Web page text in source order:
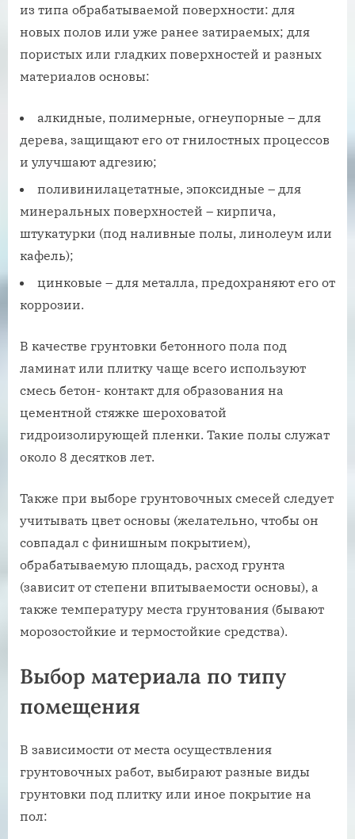
из типа обрабатываемой поверхности: для
новых полов или уже ранее затираемых; для
пористых или гладких поверхностей и разных
материалов основы:
алкидные, полимерные, огнеупорные – для
дерева, защищают его от гнилостных процессов
и улучшают адгезию;
поливинилацетатные, эпоксидные – для
минеральных поверхностей – кирпича,
штукатурки (под наливные полы, линолеум или
кафель);
цинковые – для металла, предохраняют его от
коррозии.
В качестве грунтовки бетонного пола под
ламинат или плитку чаще всего используют
смесь бетон- контакт для образования на
цементной стяжке шероховатой
гидроизолирующей пленки. Такие полы служат
около 8 десятков лет.
Также при выборе грунтовочных смесей следует
учитывать цвет основы (желательно, чтобы он
совпадал с финишным покрытием),
обрабатываемую площадь, расход грунта
(зависит от степени впитываемости основы), а
также температуру места грунтования (бывают
морозостойкие и термостойкие средства).
Выбор материала по типу
помещения
В зависимости от места осуществления
грунтовочных работ, выбирают разные виды
грунтовки под плитку или иное покрытие на
пол: